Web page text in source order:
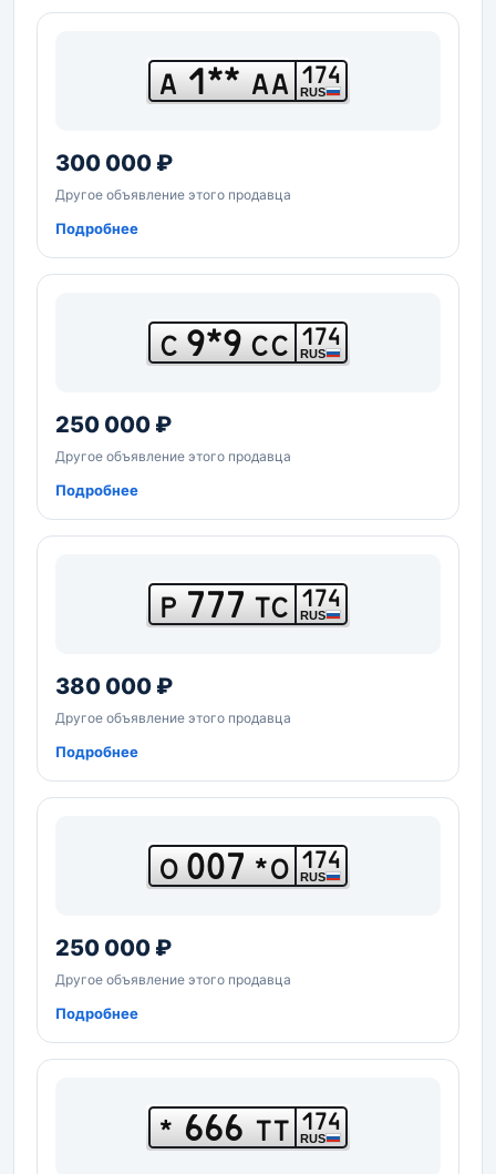
А 1** АА 174
RUS
300 000 ₽
Другое объявление этого продавца
Подробнее
С 9*9 СС 174
RUS
250 000 ₽
Другое объявление этого продавца
Подробнее
Р 777 ТС 174
RUS
380 000 ₽
Другое объявление этого продавца
Подробнее
О 007 *О 174
RUS
250 000 ₽
Другое объявление этого продавца
Подробнее
* 666 ТТ 174
RUS